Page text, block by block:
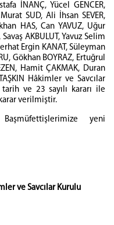
İNANÇ, Yücel GENCER,
SUD, Ali İhsan SEVER,
HAS, Can YAVUZ, Uğur
AKBULUT, Yavuz Selim
Ergin KANAT, Süleyman
Gökhan BOYRAZ, Ertuğrul
Hamit ÇAKMAK, Duran
Hâkimler ve Savcılar
ve 23 sayılı kararı ile
verilmiştir.
yeni
ve Savcılar Kurulu